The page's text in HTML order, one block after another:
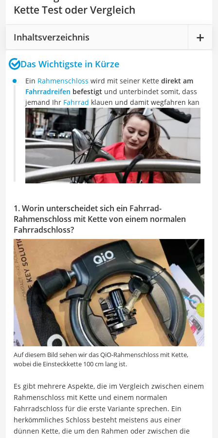
Kette Test oder Vergleich
Inhaltsverzeichnis
Das Wichtigste in Kürze
Ein Rahmenschloss wird mit seiner Kette direkt am
Fahrradreifen befestigt und unterbindet somit, dass
jemand Ihr Fahrrad klauen und damit wegfahren kan
1. Worin unterscheidet sich ein Fahrrad-
Rahmenschloss mit Kette von einem normalen
Fahrradschloss?
Auf diesem Bild sehen wir das QiO-Rahmenschloss mit Kette,
wobei die Einsteckkette 100 cm lang ist.
Es gibt mehrere Aspekte, die im Vergleich zwischen einem
Rahmenschloss mit Kette und einem normalen
Fahrradschloss für die erste Variante sprechen. Ein
herkömmliches Schloss besteht meistens aus einer
dünnen Kette, die um den Rahmen oder zwischen die